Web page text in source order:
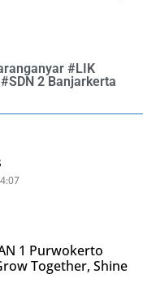
#LIK
#SDN 2 Banjarkerta
1 Purwokerto
Together, Shine